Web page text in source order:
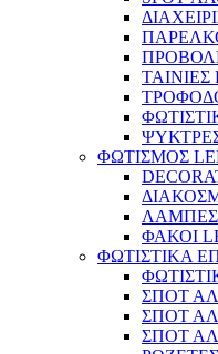
ΤΑΙΝΙΕΣ
ΦΩΤΙΣΜΟΣ
ΛΑΜΠΕΣ
ΦΑΚΟΙ
ΦΩΤΙΣΤΙΚΑ
ΣΠΟΤ
ΣΠΟΤ
ΣΠΟΤ